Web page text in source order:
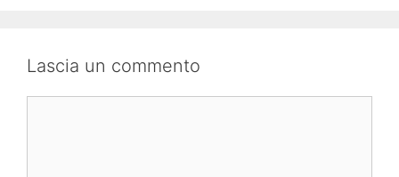
Lascia un commento